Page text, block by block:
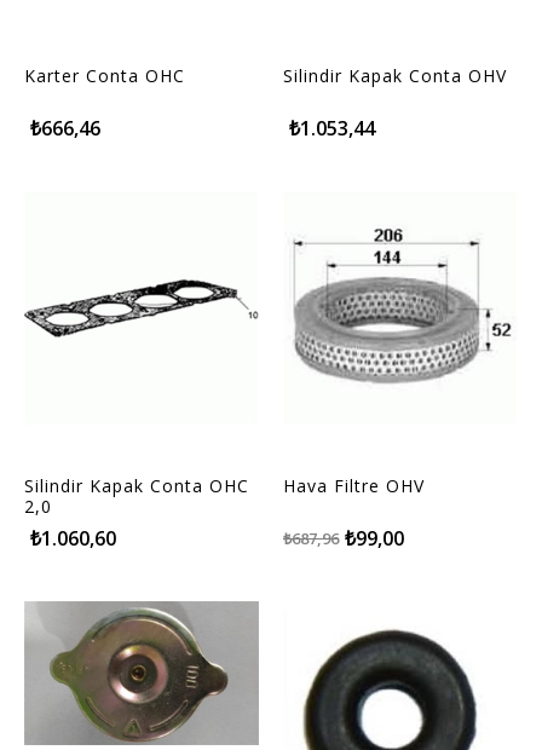
Karter Conta OHC
₺666,46
Silindir Kapak Conta OHV
₺1.053,44
Silindir Kapak Conta OHC
2,0
₺1.060,60
Hava Filtre OHV
₺99,00
₺687,96